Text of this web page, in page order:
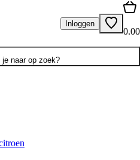
Inloggen
0.00
je naar op zoek?